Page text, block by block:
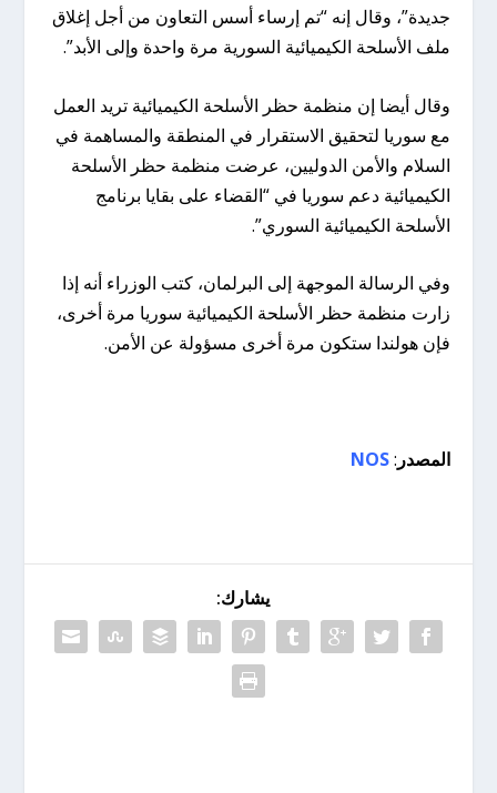
جديدة”، وقال إنه “تم إرساء أسس التعاون من أجل إغلاق
ملف الأسلحة الكيميائية السورية مرة واحدة وإلى الأبد”.
وقال أيضا إن منظمة حظر الأسلحة الكيميائية تريد العمل
مع سوريا لتحقيق الاستقرار في المنطقة والمساهمة في
السلام والأمن الدوليين، عرضت منظمة حظر الأسلحة
الكيميائية دعم سوريا في “القضاء على بقايا برنامج
الأسلحة الكيميائية السوري”.
وفي الرسالة الموجهة إلى البرلمان، كتب الوزراء أنه إذا
زارت منظمة حظر الأسلحة الكيميائية سوريا مرة أخرى،
فإن هولندا ستكون مرة أخرى مسؤولة عن الأمن.
المصدر :
NOS
يشارك: